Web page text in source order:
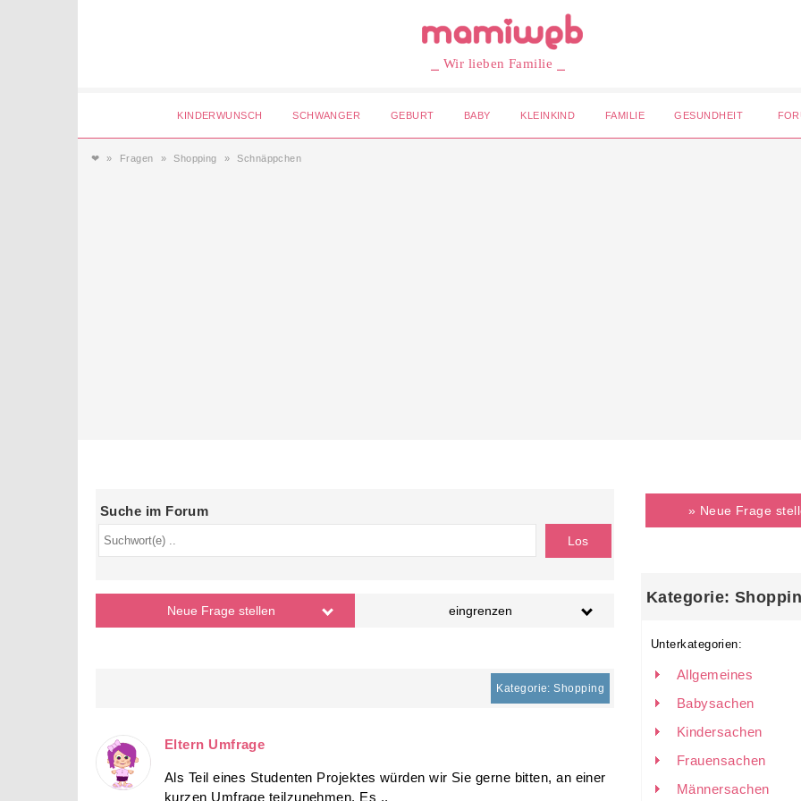
⎯ Wir lieben Familie ⎯
KINDERWUNSCH SCHWANGER GEBURT BABY KLEINKIND FAMILIE GESUNDHEIT
❤ Fragen Shopping Schnäppchen
Suche im Forum
Neue Frage stellen eingrenzen
Kategorie: Shopping
Eltern Umfrage
Als Teil eines Studenten Projektes würden wir Sie gerne bitten, an einer
kurzen Umfrage teilzunehmen. Es ..
» Neue Frage
Kategorie:
Unterkategorien:
Allgemeines
Babysachen
Kindersachen
Frauensachen
Männersachen